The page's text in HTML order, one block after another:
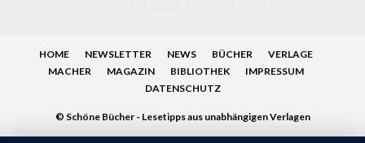
HOME NEWSLETTER NEWS BÜCHER
VERLAGE
MACHER
MAGAZIN BIBLIOTHEK
IMPRESSUM
DATENSCHUTZ
© Schöne Bücher - Lesetipps aus unabhängigen Verlagen